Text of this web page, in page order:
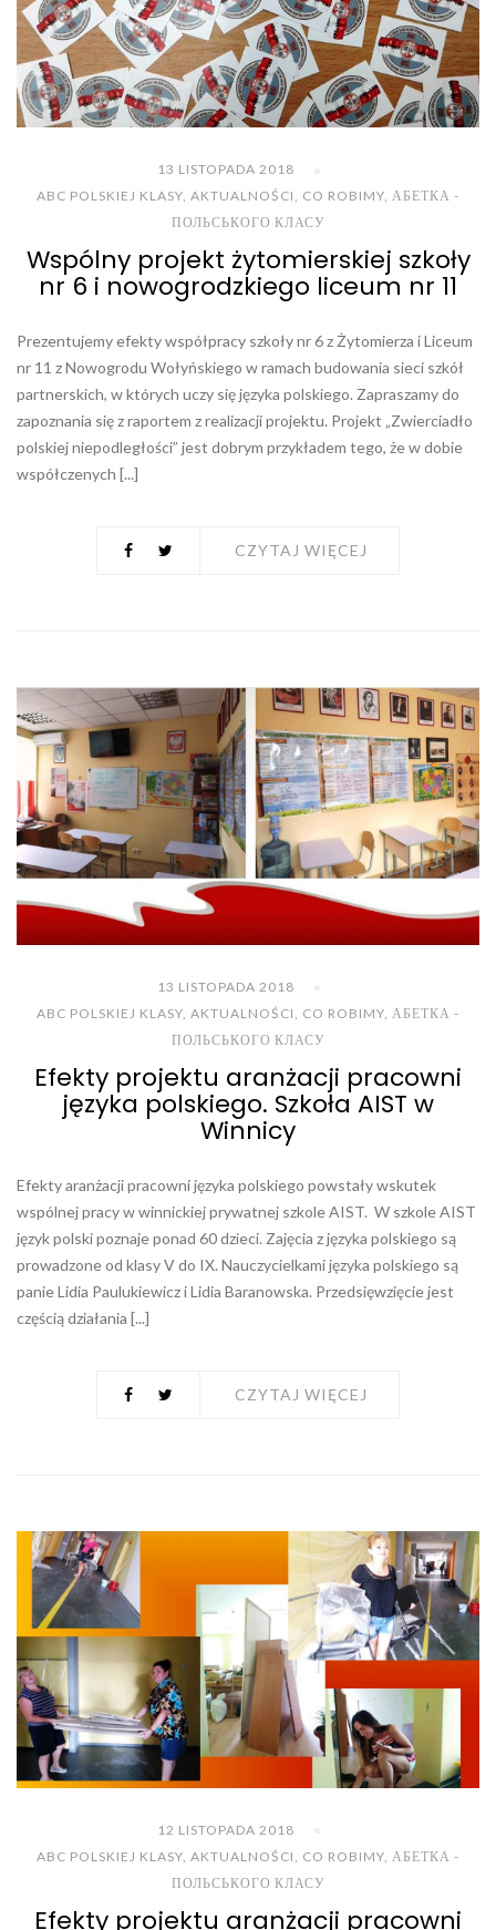
13 LISTOPADA 2018
ABC POLSKIEJ KLASY, AKTUALNOŚCI, CO ROBIMY, АБЕТКА -
ПОЛЬСЬКОГО КЛАСУ
Wspólny projekt żytomierskiej szkoły
nr 6 i nowogrodzkiego liceum nr 11
Prezentujemy efekty współpracy szkoły nr 6 z Żytomierza i Liceum
nr 11 z Nowogrodu Wołyńskiego w ramach budowania sieci szkół
partnerskich, w których uczy się języka polskiego. Zapraszamy do
zapoznania się z raportem z realizacji projektu. Projekt „Zwierciadło
polskiej niepodległości” jest dobrym przykładem tego, że w dobie
współczenych [...]
CZYTAJ WIĘCEJ
13 LISTOPADA 2018
ABC POLSKIEJ KLASY AKTUALNOŚCI CO ROBIMY АБЕТКА -
ПОЛЬСЬКОГО КЛАСУ
Efekty projektu aranżacji pracowni
języka polskiego. Szkoła AIST w
Winnicy
Efekty aranżacji pracowni języka polskiego powstały wskutek
wspólnej pracy w winnickiej prywatnej szkole AIST. W szkole AIST
język polski poznaje ponad 60 dzieci. Zajęcia z języka polskiego są
prowadzone od klasy V do IX. Nauczycielkami języka polskiego są
panie Lidia Paulukiewicz i Lidia Baranowska. Przedsięwzięcie jest
częścią działania [...]
CZYTAJ WIĘCEJ
12 LISTOPADA 2018
ABC POLSKIEJ KLASY AKTUALNOŚCI CO ROBIMY АБЕТКА -
ПОЛЬСЬКОГО КЛАСУ
Efekty projektu aranżacji pracowni